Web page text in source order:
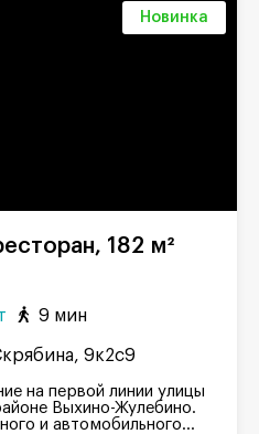
Новинка
182 м²
9 мин
9к2с9
на первой линии улицы
Выхино-Жулебино.
и автомобильного...